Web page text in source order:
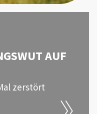
AUF
zerstört